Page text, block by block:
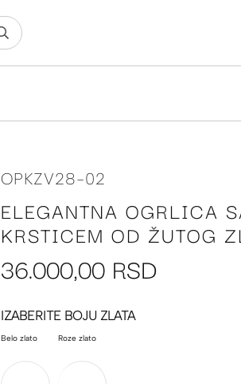
ELEGANTNA OGRLICA
KRSTICEM OD ŽUTOG
OPKZV28-02
36.000,00 RSD
IZABERITE BOJU ZLATA
Belo zlato Roze zlato